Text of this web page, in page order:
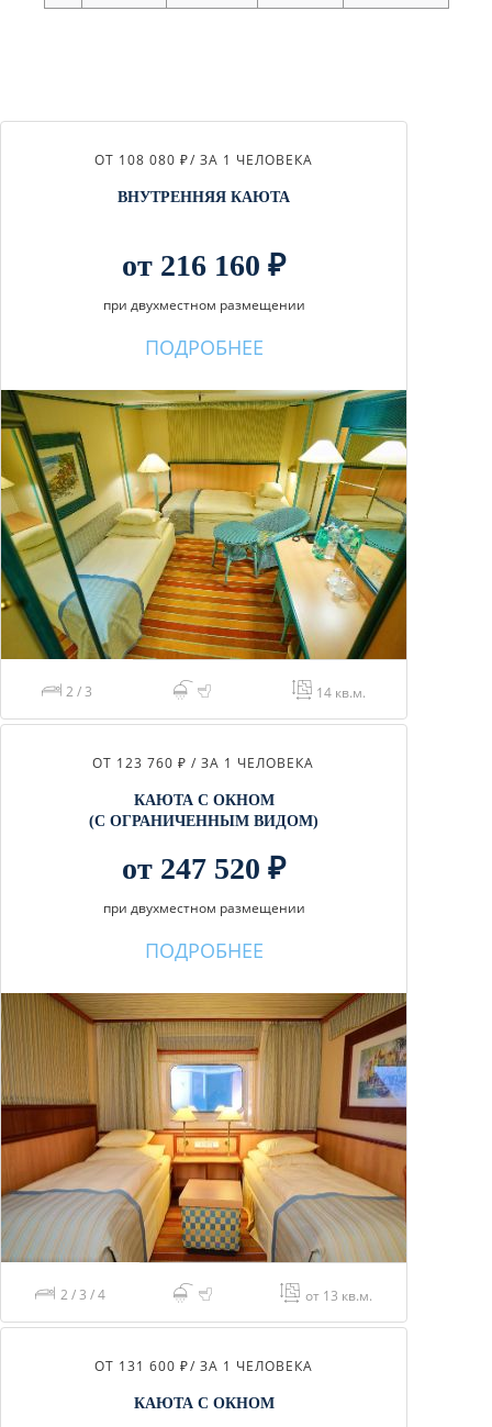
ОТ 108 080 ₽/ ЗА 1 ЧЕЛОВЕКА
ВНУТРЕННЯЯ КАЮТА
от 216 160 ₽
при двухместном размещении
ПОДРОБНЕЕ
2 / 3 14 кв.м.
ОТ 123 760 ₽ / ЗА 1 ЧЕЛОВЕКА
КАЮТА С ОКНОМ
(С ОГРАНИЧЕННЫМ ВИДОМ)
от 247 520 ₽
при двухместном размещении
ПОДРОБНЕЕ
2 / 3 / 4 от 13 кв.м.
ОТ 131 600 ₽/ ЗА 1 ЧЕЛОВЕКА
КАЮТА С ОКНОМ